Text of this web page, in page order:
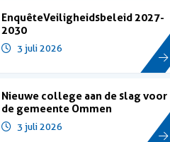
Enquête Veiligheidsbeleid 2027-
2030
3 juli 2026
Nieuwe college aan de slag voor
de gemeente Ommen
3 juli 2026